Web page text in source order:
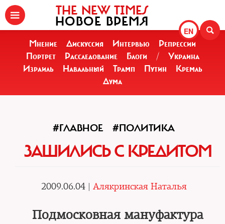
EN
THE NEW TIMES
НОВОЕ ВРЕМЯ
Мнение Дискуссия Интервью
Репрессии
Портрет
Расследование Блоги /
Украина
Израиль
Навальный Трамп Путин
Кремль
Дума
#ГЛАВНОЕ #ПОЛИТИКА
ЗАШИЛИСЬ С КРЕДИТОМ
2009.06.04 | Алякринская Наталья
Подмосковная мануфактура